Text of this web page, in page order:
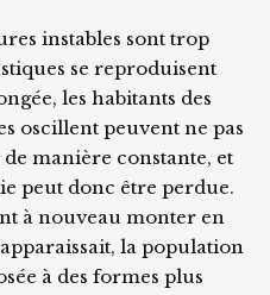
instables sont trop
se reproduisent
les habitants des
oscillent peuvent ne pas
manière constante, et
peut donc être perdue.
à nouveau monter en
la population
à des formes plus